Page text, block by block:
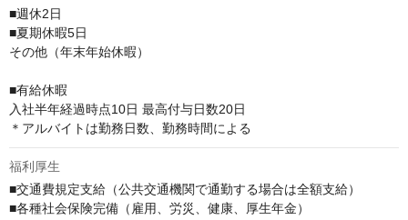
■週休2日
■夏期休暇5⽇
その他（年末年始休暇）
■有給休暇
⼊社半年経過時点10⽇ 最⾼付与⽇数20⽇
＊アルバイトは勤務日数、勤務時間による
福利厚生
■交通費規定支給（公共交通機関で通勤する場合は全額支給）
■各種社会保険完備（雇用、労災、健康、厚生年金）